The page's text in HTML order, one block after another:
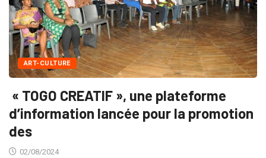
ART-CULTURE
« TOGO CREATIF », une plateforme
d’information lancée pour la promotion
des
02/08/2024